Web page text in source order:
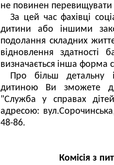
не повинен перевищувати
За цей час фахівці
дитини або іншими
подолання складних
відновлення здатності
визначається інша форма
Про більш детальну
дитиною Ви зможете
"Служба у справах
адресою:
48-86.
Комісія з